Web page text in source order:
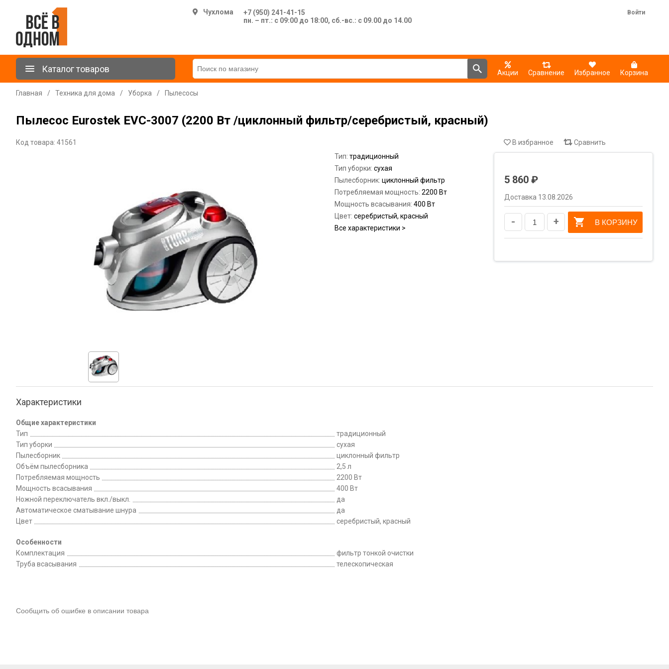
Чухлома
+7 (950) 241-41-15
пн. – пт.: с 09:00 до 18:00, сб.-вс.: с 09.00 до 14.00
Войти
Каталог товаров Акции Сравнение Избранное Корзина
Главная / Техника для дома / Уборка / Пылесосы
Пылесос Eurostek EVC-3007 (2200 Вт /циклонный фильтр/серебристый, красный)
Код товара: 41561
Тип: традиционный
Тип уборки: сухая
Пылесборник: циклонный фильтр
Потребляемая мощность: 2200 Вт
Мощность всасывания: 400 Вт
Цвет: серебристый, красный
Все характеристики >
В избранное Сравнить
5 860 ₽
Доставка 13.08.2026
- + В КОРЗИНУ
Характеристики
Общие характеристики
Тип
традиционный
Тип уборки
сухая
Пылесборник
циклонный фильтр
Объём пылесборника
2,5 л
Потребляемая мощность
2200 Вт
Мощность всасывания
400 Вт
Ножной переключатель вкл./выкл.
да
Автоматическое сматывание шнура
да
Цвет
серебристый, красный
Особенности
Комплектация
фильтр тонкой очистки
Труба всасывания
телескопическая
Сообщить об ошибке в описании товара